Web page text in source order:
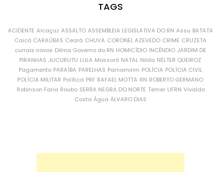
TAGS
ACIDENTE Alcaçuz ASSALTO ASSEMBLEIA LEGISLATIVA DO RN Assu BATATA
Caicó CARAÚBAS Ceará CHUVA CORONEL AZEVEDO CRIME CRUZETA
currais novos Dilma Governo do RN HOMICÍDIO INCÊNDIO JARDIM DE
PIRANHAS JUCURUTU LULA Mossoró NATAL Nilda NÉLTER QUEIROZ
Pagamento PARAÍBA PARELHAS Parnamirim POLÍCIA POLÍCIA CIVIL
POLÍCIA MILITAR Política PRF RAFAEL MOTTA RN ROBERTO GERMANO
Robinson Faria Roubo SERRA NEGRA DO NORTE Temer UFRN Vivaldo
Costa Água ÁLVARO DIAS